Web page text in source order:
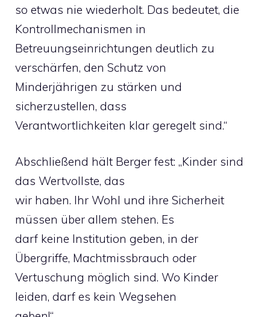
so etwas nie wiederholt. Das bedeutet, die
Kontrollmechanismen in
Betreuungseinrichtungen deutlich zu
verschärfen, den Schutz von
Minderjährigen zu stärken und
sicherzustellen, dass
Verantwortlichkeiten klar geregelt sind.“
Abschließend hält Berger fest: „Kinder sind
das Wertvollste, das
wir haben. Ihr Wohl und ihre Sicherheit
müssen über allem stehen. Es
darf keine Institution geben, in der
Übergriffe, Machtmissbrauch oder
Vertuschung möglich sind. Wo Kinder
leiden, darf es kein Wegsehen